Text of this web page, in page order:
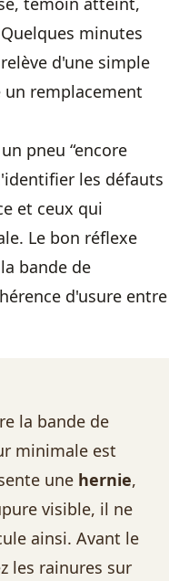
minutes
d'une simple
remplacement
pneu “encore
les défauts
et ceux qui
Le bon réflexe
bande de
d'usure entre
la bande de
minimale est
une hernie,
visible, il ne
ainsi. Avant le
les rainures sur